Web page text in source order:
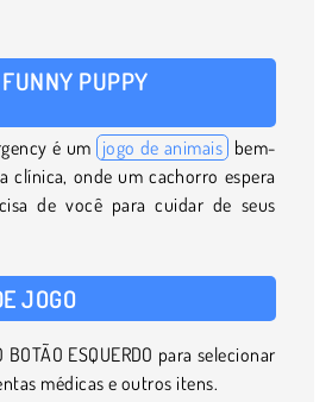
PUPPY
é um jogo de animais bem-
clínica, onde um cachorro espera
de você para cuidar de seus
JOGO
BOTÃO ESQUERDO para selecionar
médicas e outros itens.